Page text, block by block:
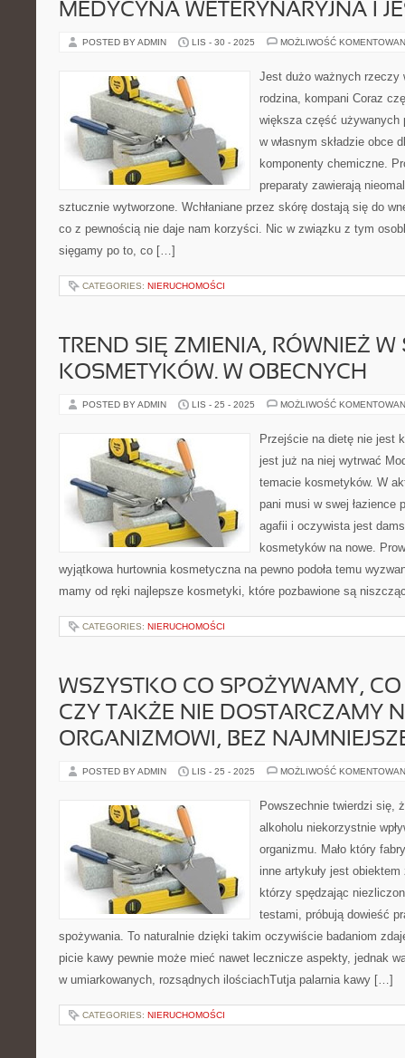
MEDYCYNA WETERYNARYJNA I
POSTED BY ADMIN LIS - 30 - 2025 MOŻLIWOŚĆ
Jest dużo ważnych
rodzina, kompani Coraz
większa część używanych
w własnym składzie obce
komponenty chemiczne.
preparaty zawierają
sztucznie wytworzone. Wchłaniane przez skórę dostają się do
co z pewnością nie daje nam korzyści. Nic w związku z tym
sięgamy po to, co […]
CATEGORIES: NIERUCHOMOŚCI
TREND SIĘ ZMIENIA, RÓWNIEŻ W
KOSMETYKÓW. W OBECNYCH
POSTED BY ADMIN LIS - 25 - 2025 MOŻLIWOŚĆ
Przejście na dietę nie jest
jest już na niej wytrwać
temacie kosmetyków. W
pani musi w swej łazience
agafii i oczywista jest
kosmetyków na nowe.
wyjątkowa hurtownia kosmetyczna na pewno podoła temu
mamy od ręki najlepsze kosmetyki, które pozbawione są
CATEGORIES: NIERUCHOMOŚCI
WSZYSTKO CO SPOŻYWAMY,
CZY TAKŻE NIE DOSTARCZAMY
ORGANIZMOWI, BEZ
POSTED BY ADMIN LIS - 25 - 2025 MOŻLIWOŚĆ
Powszechnie twierdzi się,
alkoholu niekorzystnie
organizmu. Mało który
inne artykuły jest
którzy spędzając
testami, próbują dowieść
spożywania. To naturalnie dzięki takim oczywiście badaniom
picie kawy pewnie może mieć nawet lecznicze aspekty, jednak
w umiarkowanych, rozsądnych ilościachTutja palarnia kawy […]
CATEGORIES: NIERUCHOMOŚCI